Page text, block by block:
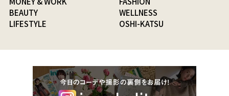
BEAUTY
WELLNESS
LIFESTYLE
OSHI-KATSU